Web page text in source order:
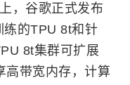
，谷歌正式发布
练的TPU 8t和针
8t集群可扩展
高带宽内存，计算